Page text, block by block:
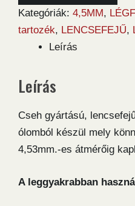
4,50
lövedék
mennyiség
Kategóriák: 4,5MM,
tartozék, LENCSEFEJŰ,
Leírás
Leírás
Cseh gyártású,
ólomból készül mely
4,53mm.-es átmérőig
A leggyakrabban